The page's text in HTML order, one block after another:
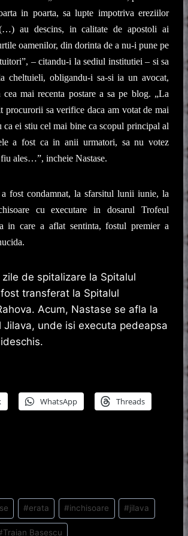
in poarta, sa lupte impotriva ereziilor
au descins, in calitate de apostoli ai
oamenilor, din dorinta de a nu-i pune pe
– citandu-i la sediul institutiei – si sa
cheltuieli, obligandu-i sa-si ia un avocat,
cea mai recenta postare a sa pe blog. „La
procurorii sa verifice daca am votat de mai
ca ei stiu cel mai bine ca scopul principal al
a fost ca in anii urmatori, sa nu votez
ales…”, incheie Nastase.
a fost condamnat, la sfarsitul lunii iunie, la
cu executare in dosarul Trofeul
in care a aflat sentinta, fostul premier a
de spitalizare la Spitalul
transferat la Spitalul
Acum, Nastase se afla la
Jilava, unde isi executa pedeapsa
WhatsApp Threads
#erata #inchisoare #jilava
Traian Basescu